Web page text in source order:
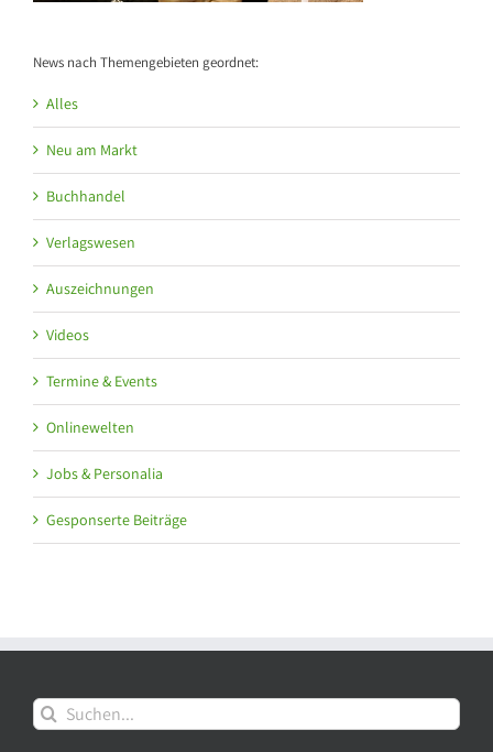
News nach Themengebieten geordnet:
Alles
Neu am Markt
Buchhandel
Verlagswesen
Auszeichnungen
Videos
Termine & Events
Onlinewelten
Jobs & Personalia
Gesponserte Beiträge
Suche
nach: